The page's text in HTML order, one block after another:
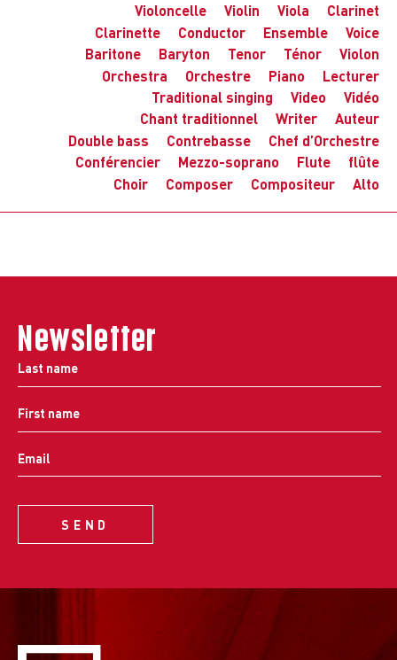
Violoncelle
Violin Viola
Clarinet
Clarinette
Conductor Ensemble
Voice
Baritone
Baryton Tenor Ténor
Violon
Orchestra
Orchestre Piano
Lecturer
Traditional singing
Video
Vidéo
Chant traditionnel
Writer
Auteur
Double bass
Contrebasse
Chef d’Orchestre
Conférencier
Mezzo-soprano Flute
flûte
Choir
Composer Compositeur Alto
Newsletter